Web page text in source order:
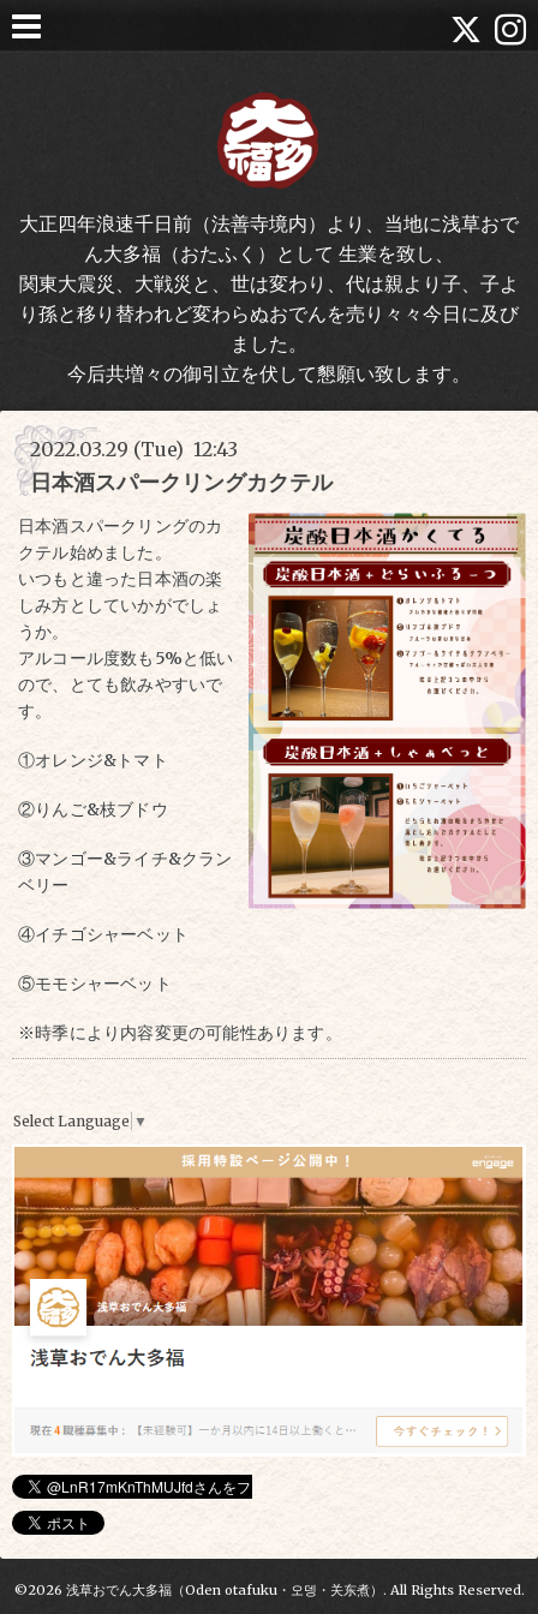
大正四年浪速千日前（法善寺境内）より、当地に浅草おで
ん大多福（おたふく）として 生業を致し、
関東大震災、大戦災と、世は変わり、代は親より子、子よ
り孫と移り替われど変わらぬおでんを売り々々今日に及び
ました。
今后共増々の御引立を伏して懇願い致します。
2022.03.29 (Tue) 12:43
日本酒スパークリングカクテル
日本酒スパークリングのカ
クテル始めました。
いつもと違った日本酒の楽
しみ方としていかがでしょ
うか。
アルコール度数も5%と低い
ので、とても飲みやすいで
す。
①オレンジ&トマト
②りんご&枝ブドウ
③マンゴー&ライチ&クラン
ベリー
④イチゴシャーベット
⑤モモシャーベット
※時季により内容変更の可能性あります。
Select Language ▼
©2026 浅草おでん大多福（Oden otafuku・오뎅・关东煮） . All Rights Reserved.